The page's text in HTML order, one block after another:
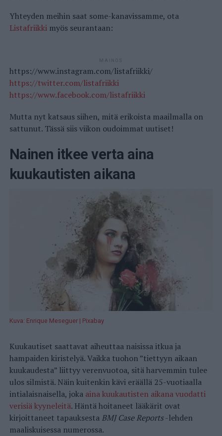
Yhteyden meihin saat some-kanavissamme, ota
Listafriikkimyös seurantaan:
MAINOS
https://www.instagram.com/listafriikki/
https://twitter.com/listafriikki
https://www.facebook.com/listafriikki
Mutta nyt katsaus siihen, mitä erikoista maailmalla on
sattunut. Tässä siis viikon oudoimmat uutiset!
Nainen itkee verta aina
kuukautisten aikana
Kuva: Enrique Meseguer | Pixabay
Kuukautiset saattavat aiheuttaa naisissa itkua ja
hampaiden kiristelyä. Vaikka tuohon ”tiettyyn aikaan
kuukaudesta” liittyy verenvuotoa, sitä harvemmin tulee
ulos silmistä. Näin kuitenkin kävi eräällä 25-vuotiaalla
intialaisnaisella, joka aina kuukautisten aikana vuodatti
verisiä kyyneleitä. Häntä hoitaneet lääkärit ovat
kirjoittaneet tapauksesta BMJ Case Reports-lehden
maaliskuisessa numerossa.